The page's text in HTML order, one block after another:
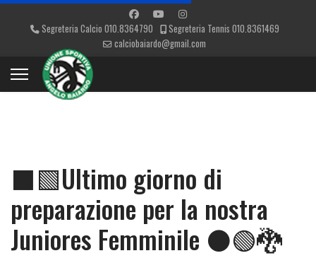
Segreteria Calcio 010.8364790
Segreteria Tennis 010.8361469
calciobaiardo@gmail.com
⬛🟩Ultimo giorno di
preparazione per la nostra
Juniores Femminile ⚫🟢🐉